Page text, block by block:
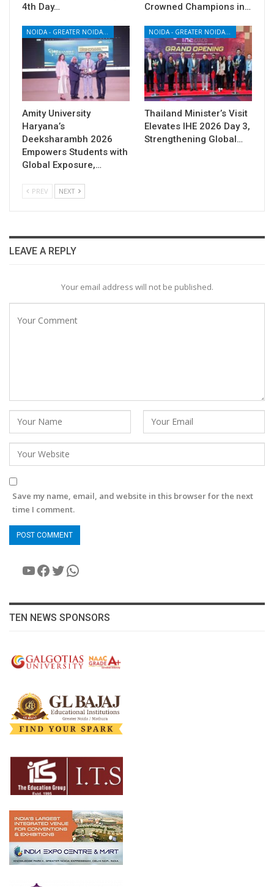
4th Day…
Crowned Champions in…
NOIDA - GREATER NOIDA - YAMUNA EXPRESSWAY
Amity University
Haryana’s
Deeksharambh 2026
Empowers Students with
Global Exposure,…
NOIDA - GREATER NOIDA - YAMUNA EXPRESSWAY
Thailand Minister’s Visit
Elevates IHE 2026 Day 3,
Strengthening Global…
PREV NEXT
LEAVE A REPLY
Your email address will not be published.
Save my name, email, and website in this browser for the next
time I comment.
YouTube
Facebook
Twitter
WhatsApp
TEN NEWS SPONSORS